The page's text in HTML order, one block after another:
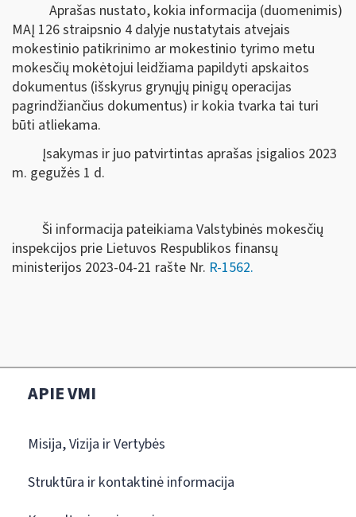
Aprašas nustato, kokia informacija (duomenimis)
MAĮ 126 straipsnio 4 dalyje nustatytais atvejais
mokestinio patikrinimo ar mokestinio tyrimo metu
mokesčių mokėtojui leidžiama papildyti apskaitos
dokumentus (išskyrus grynųjų pinigų operacijas
pagrindžiančius dokumentus) ir kokia tvarka tai turi
būti atliekama.
Įsakymas ir juo patvirtintas aprašas įsigalios 2023
m. gegužės 1 d.
Ši informacija pateikiama Valstybinės mokesčių
inspekcijos prie Lietuvos Respublikos finansų
ministerijos 2023-04-21 rašte Nr. R-1562.
APIE VMI
Misija, Vizija ir Vertybės
Struktūra ir kontaktinė informacija